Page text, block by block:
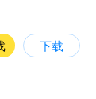
下载